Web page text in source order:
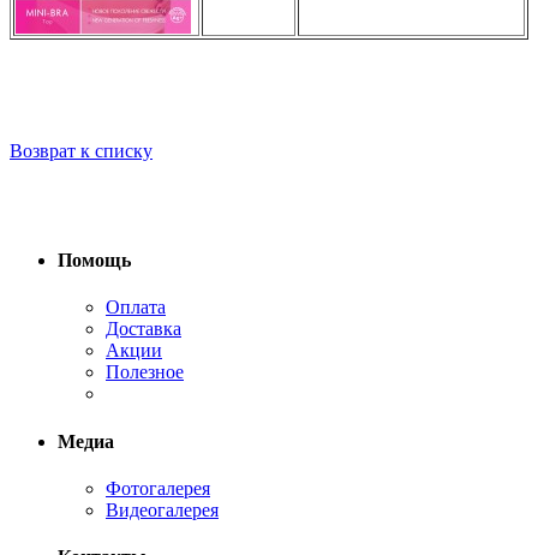
Возврат к списку
Помощь
Оплата
Доставка
Акции
Полезное
Медиа
Фотогалерея
Видеогалерея